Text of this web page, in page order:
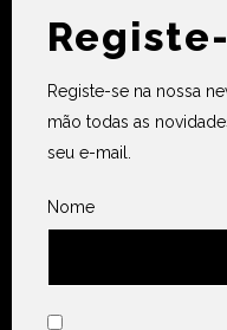
Registe-se na nossa
mão todas as
seu e-mail.
Nome